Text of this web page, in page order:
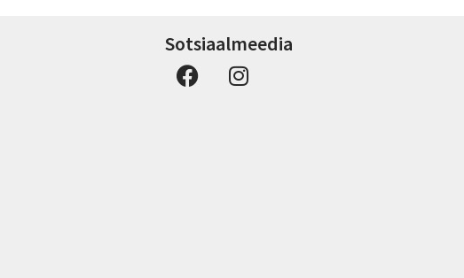
Sotsiaalmeedia